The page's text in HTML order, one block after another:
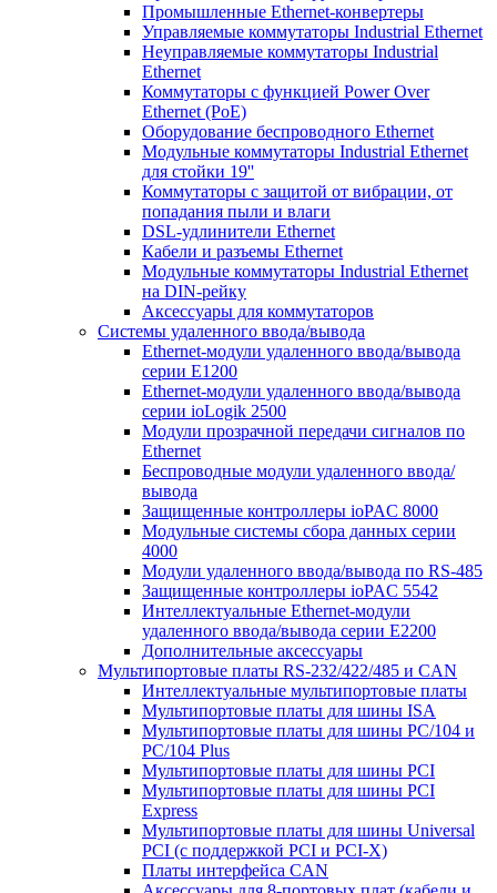
Промышленные Ethernet-конвертеры
Управляемые коммутаторы Industrial Ethernet
Неуправляемые коммутаторы Industrial
Ethernet
Коммутаторы с функцией Power Over
Ethernet (PoE)
Оборудование беспроводного Ethernet
Модульные коммутаторы Industrial Ethernet
для стойки 19''
Коммутаторы с защитой от вибрации, от
попадания пыли и влаги
DSL-удлинители Ethernet
Кабели и разъемы Ethernet
Модульные коммутаторы Industrial Ethernet
на DIN-рейку
Аксессуары для коммутаторов
Системы удаленного ввода/вывода
Ethernet-модули удаленного ввода/вывода
серии E1200
Ethernet-модули удаленного ввода/вывода
серии ioLogik 2500
Модули прозрачной передачи сигналов по
Ethernet
Беспроводные модули удаленного ввода/
вывода
Защищенные контроллеры ioPAC 8000
Модульные системы сбора данных серии
4000
Модули удаленного ввода/вывода по RS-485
Защищенные контроллеры ioPAC 5542
Интеллектуальные Ethernet-модули
удаленного ввода/вывода серии E2200
Дополнительные аксессуары
Мультипортовые платы RS-232/422/485 и CAN
Интеллектуальные мультипортовые платы
Мультипортовые платы для шины ISA
Мультипортовые платы для шины PC/104 и
PC/104 Plus
Мультипортовые платы для шины PCI
Мультипортовые платы для шины PCI
Express
Мультипортовые платы для шины Universal
PCI (с поддержкой PCI и PCI-X)
Платы интерфейса CAN